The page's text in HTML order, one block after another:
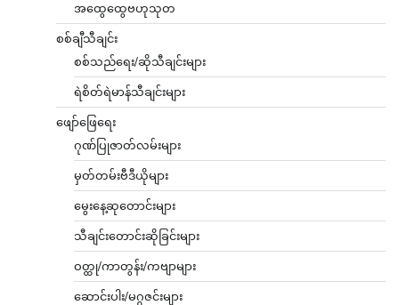
အထွေထွေဗဟုသုတ
စစ်ချီသီချင်း
စစ်သည်ရေး/ဆိုသီချင်းများ
ရဲစိတ်ရဲမာန်သီချင်းများ
ဖျော်ဖြေရေး
ဂုဏ်ပြုဇာတ်လမ်းများ
မှတ်တမ်းဗီဒီယိုများ
မွေးနေ့ဆုတောင်းများ
သီချင်းတောင်းဆိုခြင်းများ
ဝတ္ထု/ကာတွန်း/ကဗျာများ
ဆောင်းပါး/မဂ္ဂဇင်းများ